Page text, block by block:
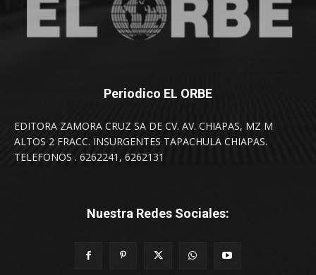
Periodico EL ORBE
EDITORA ZAMORA CRUZ SA DE CV. AV. CHIAPAS, MZ M
ALTOS 2 FRACC. INSURGENTES TAPACHULA CHIAPAS.
TELEFONOS . 6262241, 6262131
Nuestra Redes Sociales: